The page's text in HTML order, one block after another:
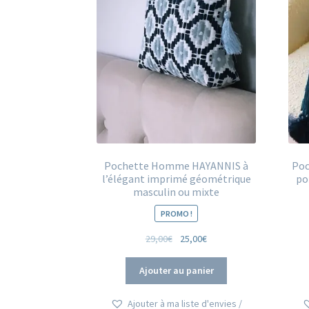
Pochette Homme HAYANNIS à
l’élégant imprimé géométrique
masculin ou mixte
PROMO !
29,00€
Le
initial
était :
29,00€.
25,00€Le
actuel
est :
25,00€.
Ajouter au panier
Ajouter à ma liste d'envies /